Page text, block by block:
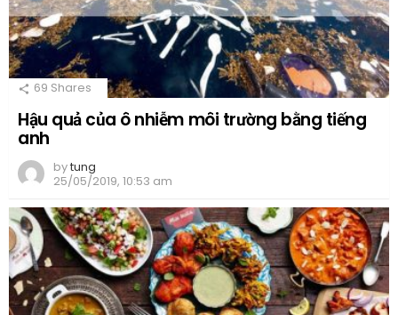
69 Shares
Hậu quả của ô nhiễm môi trường bằng tiếng
anh
bytung
25/05/2019, 10:53 am